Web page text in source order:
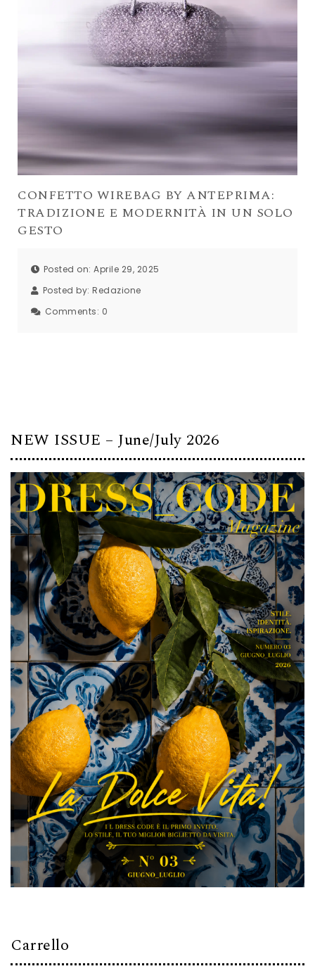
CONFETTO WIREBAG BY ANTEPRIMA:
TRADIZIONE E MODERNITÀ IN UN SOLO
GESTO
Posted on: Aprile 29, 2025
Posted by: Redazione
Comments: 0
NEW ISSUE – June/July 2026
Carrello